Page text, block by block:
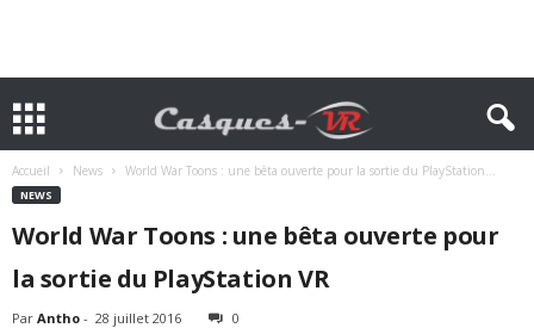
Accueil News World War Toons : une bêta ouverte pour la sortie du PlayStation...
NEWS
World War Toons : une bêta ouverte pour
la sortie du PlayStation VR
Par Antho - 28 juillet 2016 0